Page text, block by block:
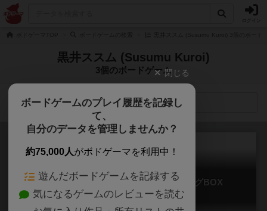
黒井ススム (Susumu Kuroi)
3個のボードゲーム
検索メニュー
ソード・ワールド2.5 RPGビルディングBOX
Sword World 2.5 RPG Building Box
閉じる
ボードゲームのプレイ履歴を記録し
て、
自分のデータを管理しませんか？
約75,000人がボドゲーマを利用中！
遊んだボードゲームを記録する
気になるゲームのレビューを読む